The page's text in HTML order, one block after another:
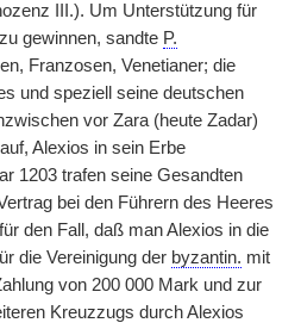
III.). Um Unterstützung für
gewinnen, sandte P.
Franzosen, Venetianer; die
und speziell seine deutschen
vor Zara (heute Zadar)
Alexios in sein Erbe
1203 trafen seine Gesandten
bei den Führern des Heeres
den Fall, daß man Alexios in die
die Vereinigung der byzantin. mit
von 200 000 Mark und zur
Kreuzzugs durch Alexios